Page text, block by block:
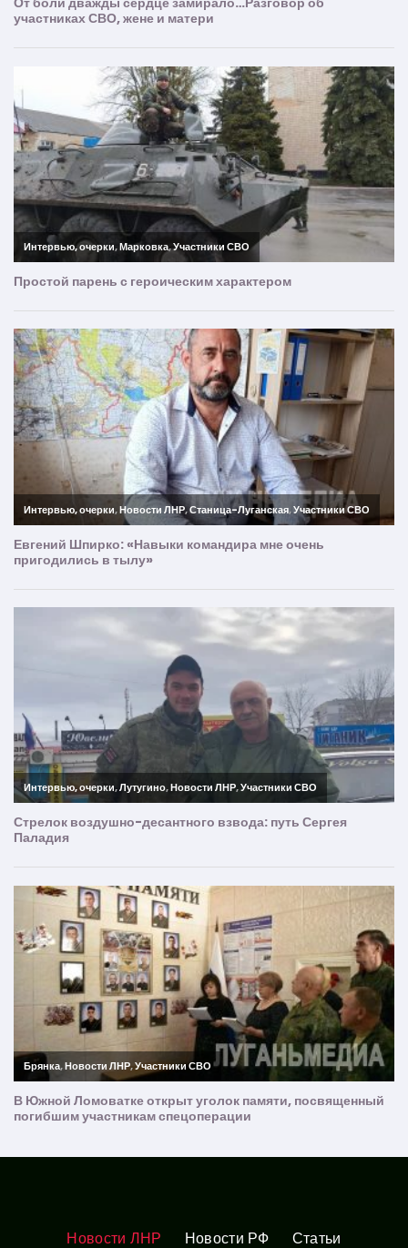
Новости ЛНР Новости РФ Статьи